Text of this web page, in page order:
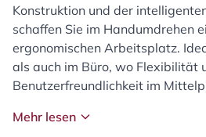
Konstruktion und der
schaffen Sie im Handumdrehen
ergonomischen Arbeitsplatz.
als auch im Büro, wo Flexibilität
Benutzerfreundlichkeit im
Mehr lesen